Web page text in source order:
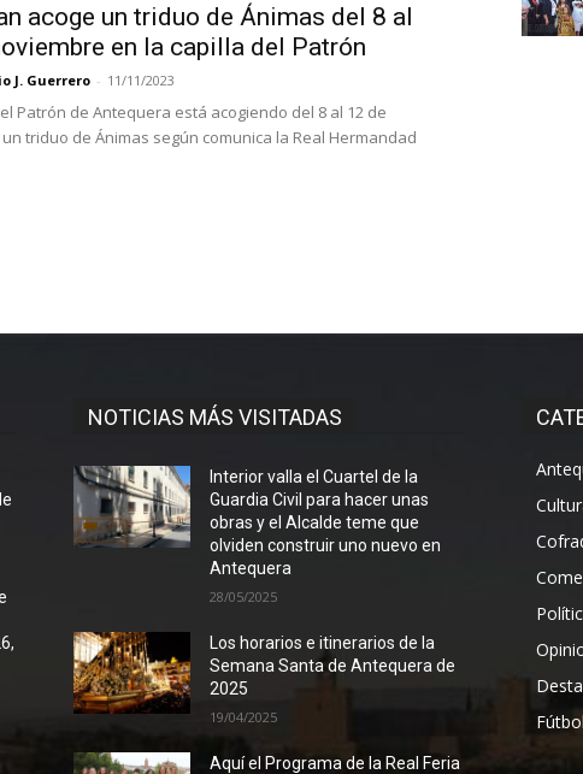
acoge un triduo de Ánimas del 8 al
en la capilla del Patrón
J. Guerrero - 11/11/2023
Patrón de Antequera está acogiendo del 8 al 12 de
triduo de Ánimas según comunica la Real Hermandad
NOTICIAS MÁS VISITADAS
Interior valla el Cuartel de la
Guardia Civil para hacer unas
obras y el Alcalde teme que
olviden construir uno nuevo en
Antequera
28/05/2025
Los horarios e itinerarios de la
Semana Santa de Antequera de
2025
19/04/2025
Aquí el Programa de la Real Feria
Fútbol